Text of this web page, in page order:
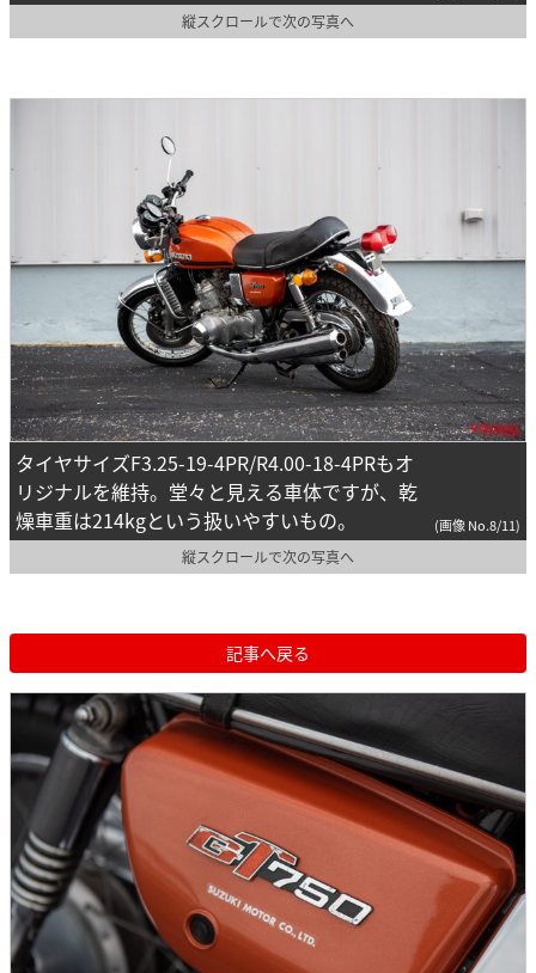
縦スクロールで次の写真へ
タイヤサイズF3.25-19-4PR/R4.00-18-4PRもオ
リジナルを維持。堂々と見える車体ですが、乾
燥車重は214kgという扱いやすいもの。
(画像 No.8/11)
縦スクロールで次の写真へ
記事へ戻る